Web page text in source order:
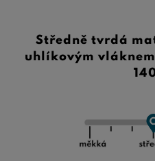
Středně tvrdá
uhlíkovým